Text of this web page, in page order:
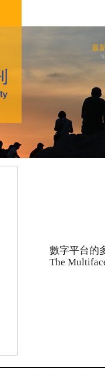
最
數字平台的
The